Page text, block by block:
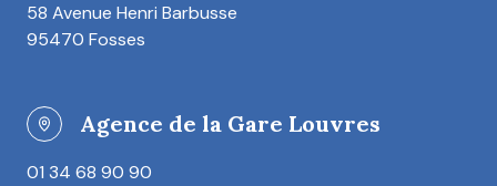
58 Avenue Henri Barbusse
95470 Fosses
Agence de la Gare Louvres
01 34 68 90 90